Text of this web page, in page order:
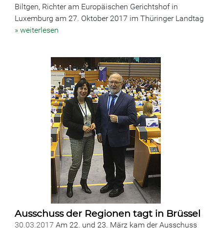
Biltgen, Richter am Europäischen Gerichtshof in
Luxemburg am 27. Oktober 2017 im Thüringer Landtag
» weiterlesen
Ausschuss der Regionen tagt in Brüssel
30.03.2017 Am 22. und 23. März kam der Ausschuss